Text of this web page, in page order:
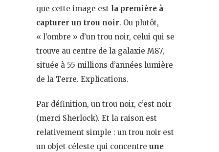
que cette image est la première à
capturer un trou noir. Ou plutôt,
« l’ombre » d’un trou noir, celui qui se
trouve au centre de la galaxie M87,
située à 55 millions d’années lumière
de la Terre. Explications.
Par définition, un trou noir, c’est noir
(merci Sherlock). Et la raison est
relativement simple : un trou noir est
un objet céleste qui concentre une